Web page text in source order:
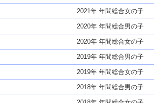
2021年 年間総合女の子
2020年 年間総合男の子
2020年 年間総合女の子
2019年 年間総合男の子
2019年 年間総合女の子
2018年 年間総合男の子